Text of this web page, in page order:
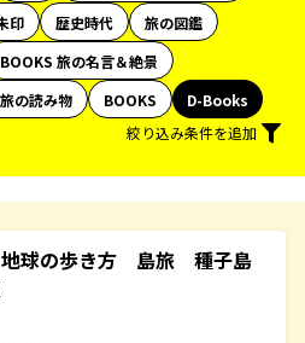
印 歴史時代
旅の図鑑
BOOKS 旅の名言＆絶景
の読み物 BOOKS
D-Books
絞り込み条件を追加
球の歩き方 島旅 種子島